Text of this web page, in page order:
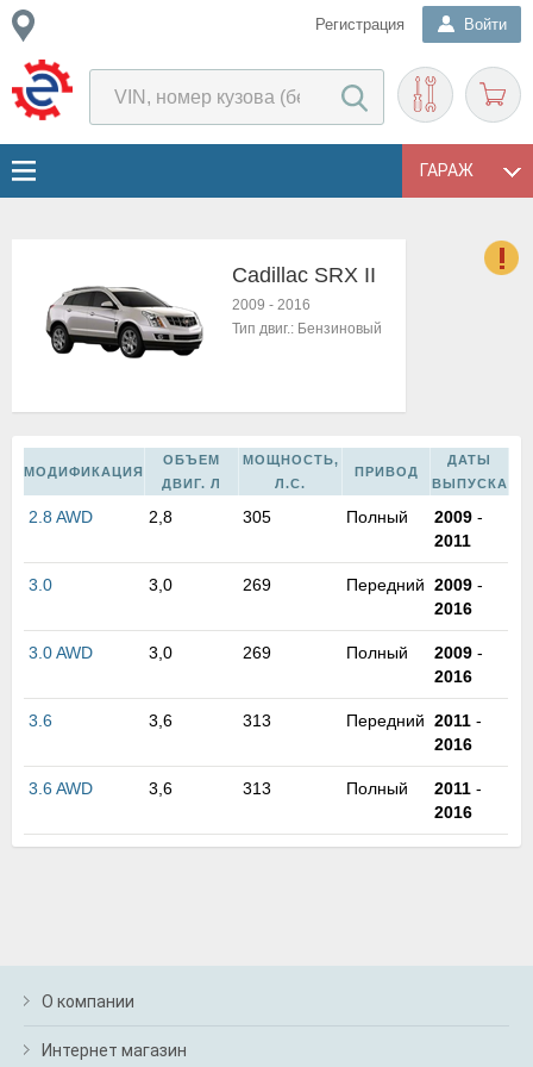
Регистрация Войти
ГАРАЖ
Cadillac SRX II
2009 - 2016
Тип двиг.: Бензиновый
МОДИФИКАЦИЯ
ОБЪЕМ
ДВИГ. Л
МОЩНОСТЬ,
Л.С.
ПРИВОД
ДАТЫ
ВЫПУСКА
2.8 AWD 2,8 305 Полный 2009 -
2011
3.0 3,0 269 Передний 2009 -
2016
3.0 AWD 3,0 269 Полный 2009 -
2016
3.6 3,6 313 Передний 2011 -
2016
3.6 AWD 3,6 313 Полный 2011 -
2016
О компании
Интернет магазин